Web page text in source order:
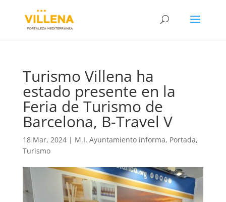
Turismo Villena ha
estado presente en la
Feria de Turismo de
Barcelona, B-Travel V
18 Mar, 2024| M.I. Ayuntamiento informa, Portada,
Turismo